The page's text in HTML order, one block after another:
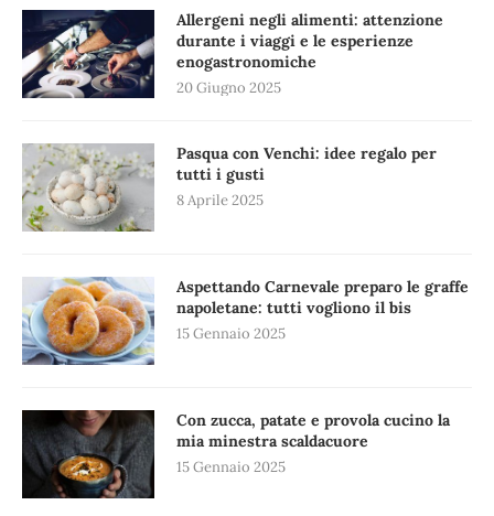
Allergeni negli alimenti: attenzione
durante i viaggi e le esperienze
enogastronomiche
20 Giugno 2025
Pasqua con Venchi: idee regalo per
tutti i gusti
8 Aprile 2025
Aspettando Carnevale preparo le graffe
napoletane: tutti vogliono il bis
15 Gennaio 2025
Con zucca, patate e provola cucino la
mia minestra scaldacuore
15 Gennaio 2025